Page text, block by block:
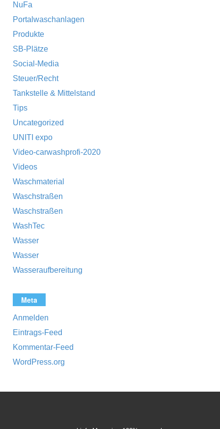
NuFa
Portalwaschanlagen
Produkte
SB-Plätze
Social-Media
Steuer/Recht
Tankstelle & Mittelstand
Tips
Uncategorized
UNITI expo
Video-carwashprofi-2020
Videos
Waschmaterial
Waschstraßen
Waschstraßen
WashTec
Wasser
Wasser
Wasseraufbereitung
Meta
Anmelden
Eintrags-Feed
Kommentar-Feed
WordPress.org